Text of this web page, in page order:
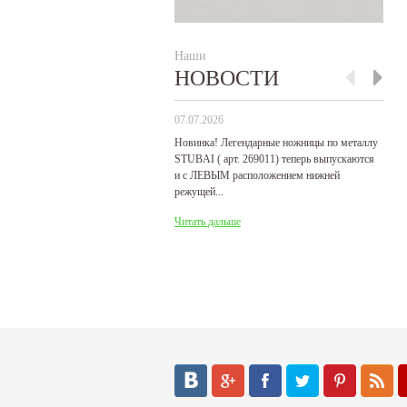
Наши
НОВОСТИ
07.07.2026
Новинка! Легендарные ножницы по металлу
STUBAI ( арт. 269011) теперь выпускаются
и с ЛЕВЫМ расположением нижней
режущей...
Читать дальше